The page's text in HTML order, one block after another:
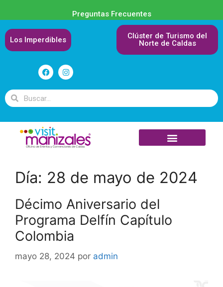
Preguntas Frecuentes
Los Imperdibles
Clúster de Turismo del
Norte de Caldas
Día: 28 de mayo de 2024
Décimo Aniversario del
Programa Delfín Capítulo
Colombia
mayo 28, 2024 por admin